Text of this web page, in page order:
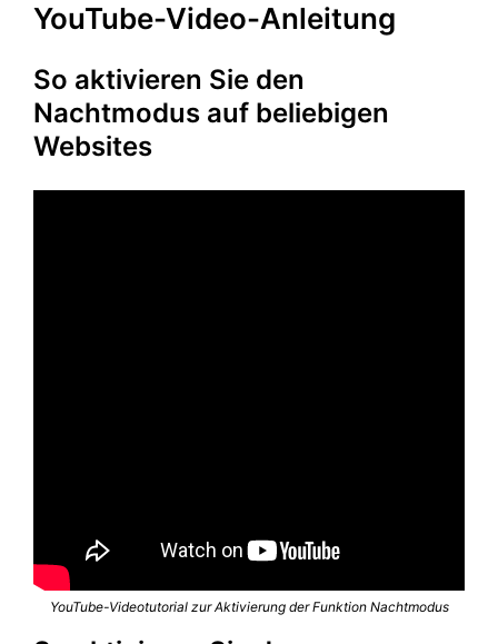
YouTube-Video-Anleitung
So aktivieren Sie den
Nachtmodus auf beliebigen
Websites
YouTube-Videotutorial zur Aktivierung der Funktion Nachtmodus